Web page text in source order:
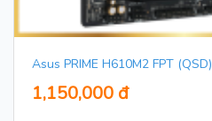
Asus PRIME H610M2 FPT (QSD)
1,150,000 đ